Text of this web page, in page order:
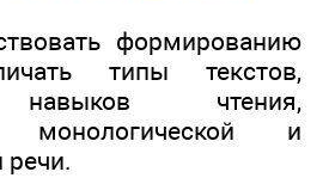
формированию
типы текстов,
чтения,
монологической и
речи.